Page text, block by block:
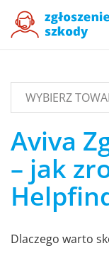
WYBIERZ
Aviva
– jak
Dlaczego warto